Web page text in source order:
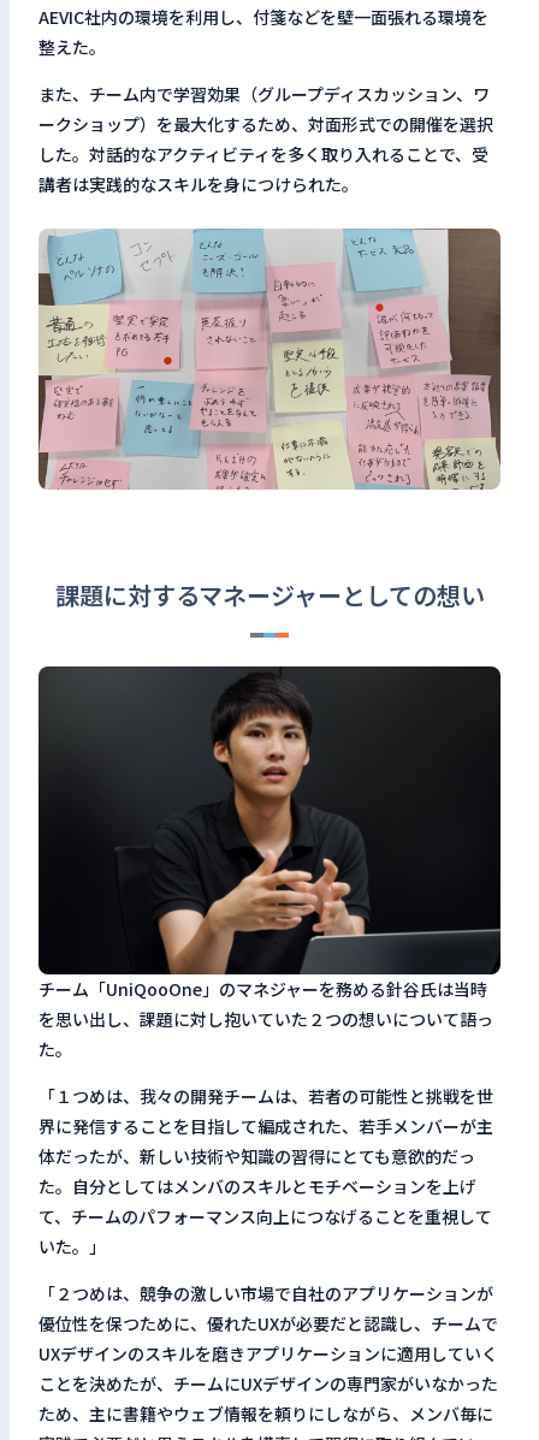
AEVIC社内の環境を利用し、付箋などを壁一面張れる環境を
整えた。
また、チーム内で学習効果（グループディスカッション、ワ
ークショップ）を最大化するため、対面形式での開催を選択
した。対話的なアクティビティを多く取り入れることで、受
講者は実践的なスキルを身につけられた。
課題に対するマネージャーとしての想い
チーム「UniQooOne」のマネジャーを務める針谷氏は当時
を思い出し、課題に対し抱いていた２つの想いについて語っ
た。
「１つめは、我々の開発チームは、若者の可能性と挑戦を世
界に発信することを目指して編成された、若手メンバーが主
体だったが、新しい技術や知識の習得にとても意欲的だっ
た。自分としてはメンバのスキルとモチベーションを上げ
て、チームのパフォーマンス向上につなげることを重視して
いた。」
「２つめは、競争の激しい市場で自社のアプリケーションが
優位性を保つために、優れたUXが必要だと認識し、チームで
UXデザインのスキルを磨きアプリケーションに適用していく
ことを決めたが、チームにUXデザインの専門家がいなかった
ため、主に書籍やウェブ情報を頼りにしながら、メンバ毎に